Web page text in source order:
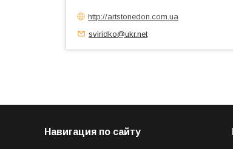
http://artstonedon.com.ua
sviridko@ukr.net
Навигация по сайту